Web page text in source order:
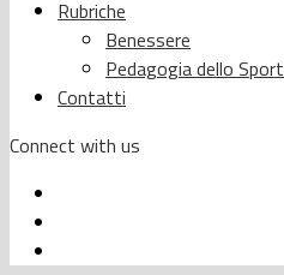
Rubriche
Benessere
Pedagogia dello Sport
Contatti
Connect with us